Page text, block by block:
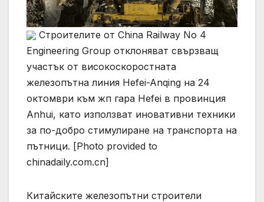
Строителите от China Railway No 4
Engineering Group отклоняват свързващ
участък от високоскоростната
железопътна линия Hefei-Anqing на 24
октомври към жп гара Hefei в провинция
Anhui, като използват иновативни техники
за по-добро стимулиране на транспорта на
пътници. [Photo provided to
chinadaily.com.cn]
Китайските железопътни строители